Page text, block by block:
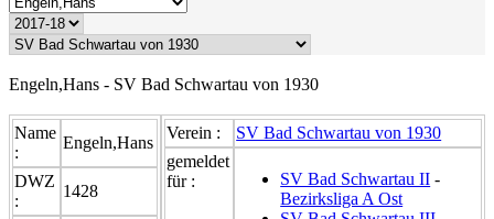
Engeln,Hans - SV Bad Schwartau von 1930
Name
:
Engeln,Hans
DWZ
:
1428
Verein :
SV Bad Schwartau von 1930
gemeldet
für :
SV Bad Schwartau II -
Bezirksliga A Ost